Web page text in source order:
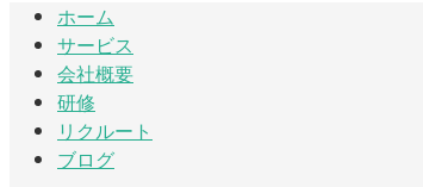
ホーム
サービス
会社概要
研修
リクルート
ブログ